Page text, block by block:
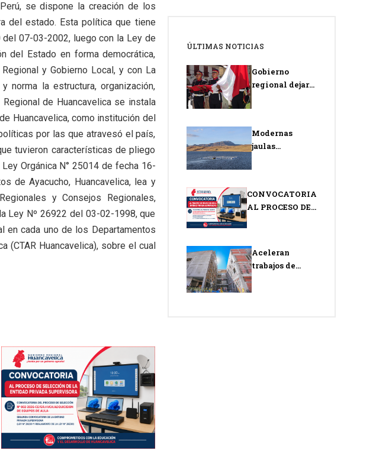
se dispone la creación de los
del estado. Esta política que tiene
07-03-2002, luego con la Ley de
del Estado en forma democrática,
y Gobierno Local, y con La
norma la estructura, organización,
de Huancavelica se instala
Huancavelica, como institución del
por las que atravesó el país,
tuvieron características de pliego
Ley Orgánica N° 25014 de fecha 16-
de Ayacucho, Huancavelica, lea y
y Consejos Regionales,
Ley Nº 26922 del 03-02-1998, que
en cada uno de los Departamentos
(CTAR Huancavelica), sobre el cual
ÚLTIMAS NOTICIAS
Gobierno
regional dejará
megaproyectos
1,500 millones
para que
próxima
Modernas
jaulas
permitirán
producción de
trucha en
CONVOCATORIA
AL PROCESO DE
PRIVADA
SUPERVISORA
Aceleran
trabajos de
acabados
interiores y